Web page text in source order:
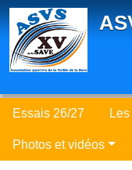
Essais 26/27
Photos et vidéos
Panneau de gestion